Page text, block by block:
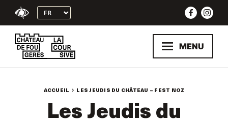
MENU
ACCUEIL LES JEUDIS DU CHÂTEAU – FEST NOZ
Les Jeudis du